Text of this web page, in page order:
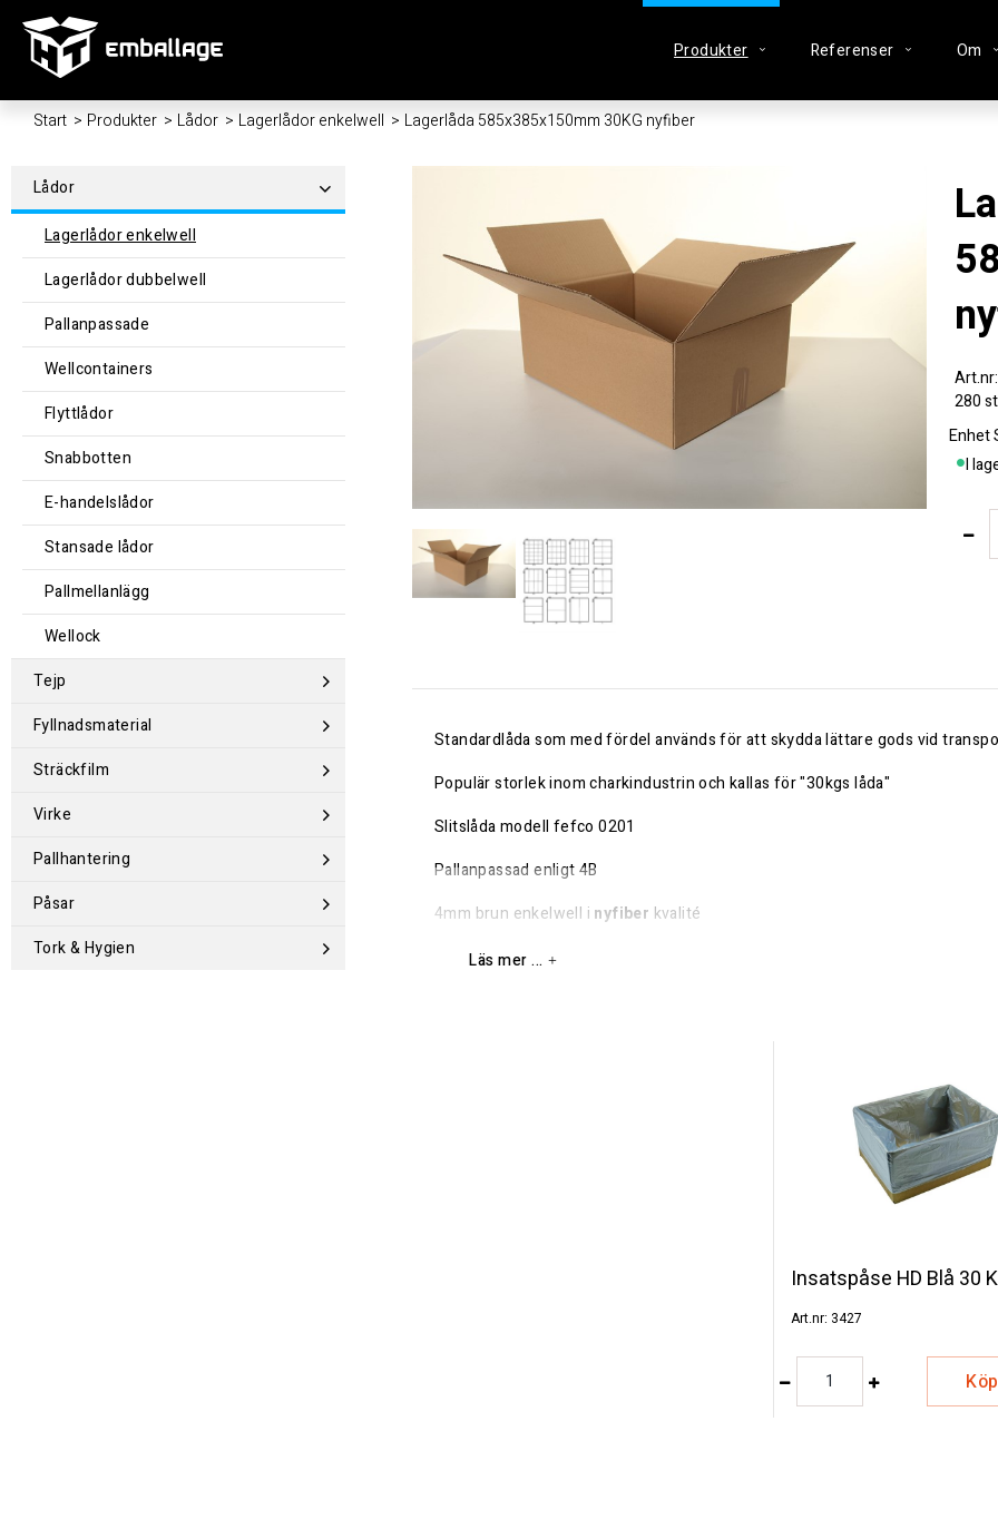
Produkter Referenser Om
Start / Produkter / Lådor / Lagerlådor enkelwell / Lagerlåda 585x385x150mm 30KG nyfiber
Lådor
Lagerlådor enkelwell
Lagerlådor dubbelwell
Pallanpassade
Wellcontainers
Flyttlådor
Snabbotten
E-handelslådor
Stansade lådor
Pallmellanlägg
Wellock
Tejp
Fyllnadsmaterial
Sträckfilm
Virke
Pallhantering
Påsar
Tork & Hygien
Lagerlåda
280
Enhet
I
Standardlåda som med fördel används för att skydda lättare gods vid
Populär storlek inom charkindustrin och kallas för "30kgs låda"
Slitslåda modell fefco 0201
Pallanpassad enligt 4B
4mm brun enkelwell i nyfiber kvalité
20 st/bunt
Läs mer ...
Insatspåse HD Blå 30
3427
Köp